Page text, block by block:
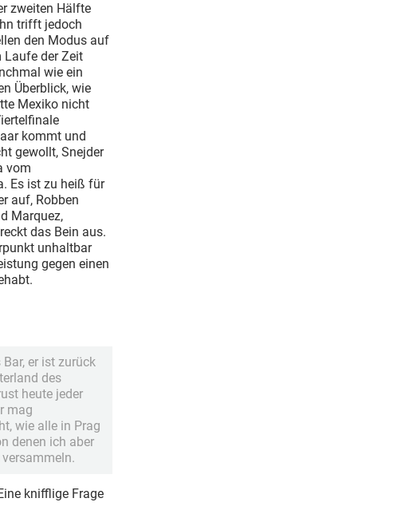
zweiten Hälfte
trifft jedoch
den Modus auf
Laufe der Zeit
wie ein
Überblick, wie
Mexiko nicht
kommt und
gewollt, Snejder
vom
Es ist zu heiß für
auf, Robben
Marquez,
das Bein aus.
unhaltbar
gegen einen
Bar, er ist zurück
des
heute jeder
mag
wie alle in Prag
denen ich aber
knifflige Frage